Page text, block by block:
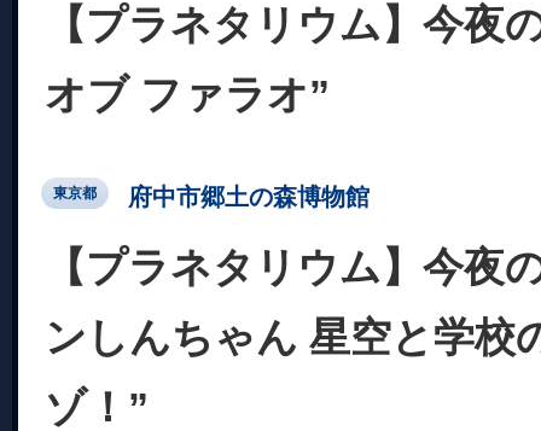
【プラネタリウム】今夜
オブ ファラオ”
東京都 府中市郷土の森博物館
【プラネタリウム】今夜
ンしんちゃん 星空と学校
ゾ！”